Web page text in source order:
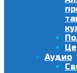
Аудио